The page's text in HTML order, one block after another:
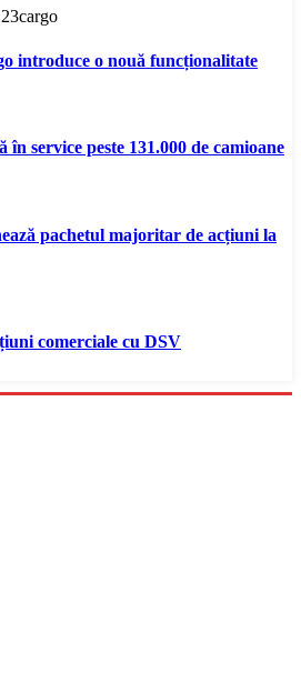
introduce o nouă funcționalitate
service peste 131.000 de camioane
pachetul majoritar de acțiuni la
comerciale cu DSV